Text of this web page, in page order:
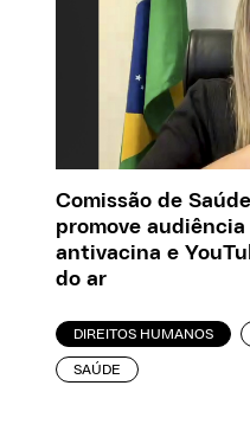
Comissão de
promove
antivacina e
do ar
DIREITOS HUMANOS
SAÚDE